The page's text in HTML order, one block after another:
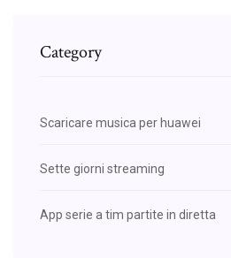
Category
Scaricare musica per huawei
Sette giorni streaming
App serie a tim partite in diretta